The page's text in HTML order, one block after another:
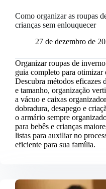
Como organizar as roupas
crianças sem enlouquecer
27 de dezembro de
Organizar roupas de
guia completo para otimizar
Descubra métodos eficazes
e tamanho, organização
a vácuo e caixas
dobradura, desapego e
o armário sempre
para bebês e crianças
listas para auxiliar no
eficiente para sua família.